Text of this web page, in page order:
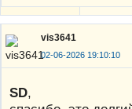
vis3641
02-06-2026 19:10:10
SD,